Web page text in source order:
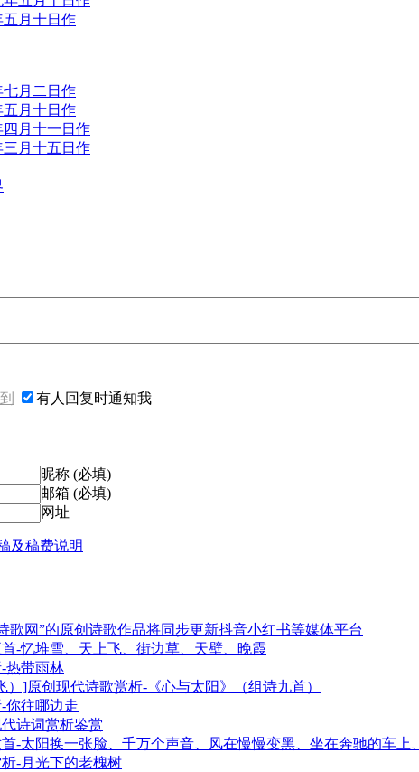
月十日作
月二日作
月十日作
月十一日作
月十五日作
有人回复时通知我
昵称 (必填)
邮箱 (必填)
网址
歌网”的原创诗歌作品将同步更新抖音小红书等媒体平台
-忆堆雪、天上飞、街边草、天壁、晚霞
热带雨林
]原创现代诗歌赏析-《心与太阳》（组诗九首）
你往哪边走
诗词赏析鉴赏
-太阳换一张脸、千万个声音、风在慢慢变黑、坐在奔驰的车上
-月光下的老槐树